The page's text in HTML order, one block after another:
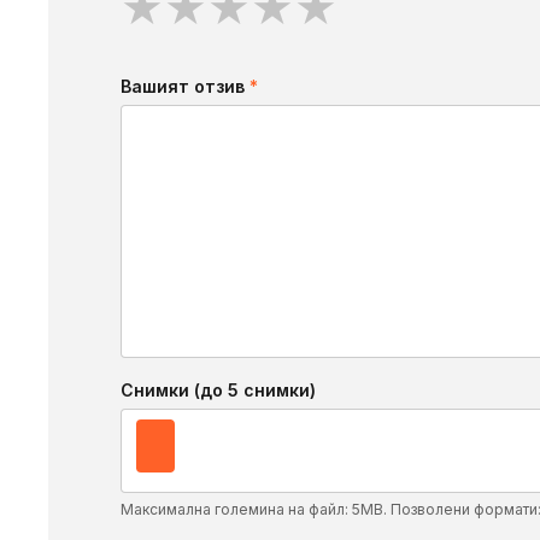
Вашият отзив *
Снимки (до 5 снимки)
Максимална големина на файл: 5MB. Позволени формати: